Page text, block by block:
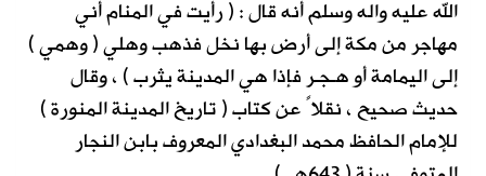
الله عليه واله وسلم أنه قال : ( رأيت في المنام أني
مهاجر من مكة إلى أرض بها نخل فذهب وهلي ( وهمي )
إلى اليمامة أو هـجـر فإذا هي المدينة يثرب ) ، وقال
حديث صحيح ، نقلاً عن كتاب ( تاريخ المدينة المنورة )
للإمام الحافظ محمد البغدادي المعروف بابن النجار